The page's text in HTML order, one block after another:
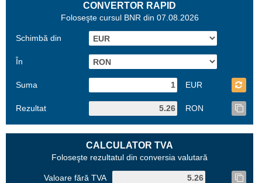
CONVERTOR RAPID
Foloseşte cursul BNR din 07.08.2026
Schimbă din
În
Suma EUR
Rezultat RON
CALCULATOR TVA
Foloseşte rezultatul din conversia valutară
Valoare fără TVA